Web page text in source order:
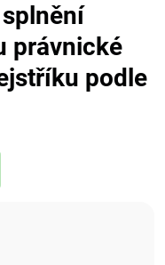
právnické
podle